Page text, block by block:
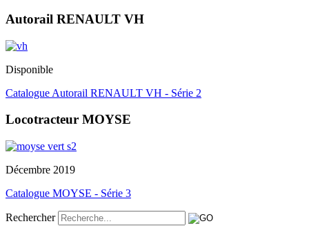
Autorail RENAULT VH
Disponible
Catalogue Autorail RENAULT VH - Série 2
Locotracteur MOYSE
Décembre 2019
Catalogue MOYSE - Série 3
Rechercher